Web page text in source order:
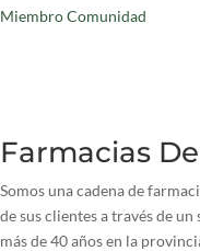
Miembro Comunidad
Farmacias
Somos una cadena de
de sus clientes a través de
más de 40 años en la